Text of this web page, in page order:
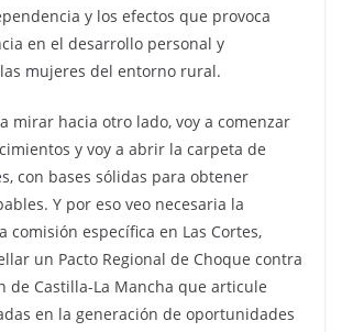
y los efectos que provoca
en el desarrollo personal y
mujeres del entorno rural.
mirar hacia otro lado, voy a comenzar
y voy a abrir la carpeta de
con bases sólidas para obtener
Y por eso veo necesaria la
comisión específica en Las Cortes,
un Pacto Regional de Choque contra
de Castilla-La Mancha que articule
en la generación de oportunidades